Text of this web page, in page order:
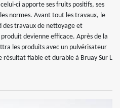
ci apporte ses fruits positifs, ses
normes. Avant tout les travaux, le
des travaux de nettoyage et
devienne efficace. Après de la
les produits avec un pulvérisateur
fiable et durable à Bruay Sur L